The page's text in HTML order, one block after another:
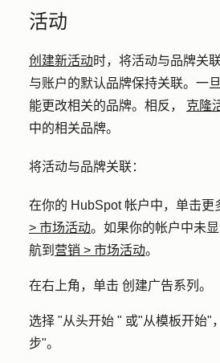
活动
创建新活动时，将活动与品牌关
与账户的默认品牌保持关联。一
能更改相关的品牌。相反， 克隆
中的相关品牌。
将活动与品牌关联：
在你的 HubSpot 帐户中，单击更
> 市场活动。如果你的帐户中未
航到 营销 > 市场活动。
在右上角，单击 创建广告系列 。
选择 "从头开始 " 或"从模板开始"
步"。